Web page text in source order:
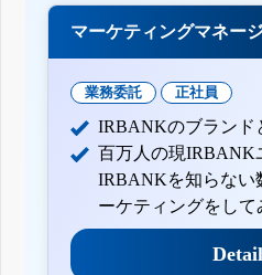
マーケティングマネー
業務委託 正社員
IRBANKのブランド
百万人の現IRBANK
IRBANKを知らない
ーケティングをして